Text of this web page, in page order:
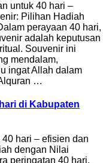
untuk 40 hari –
Pilihan Hadiah
perayaan 40 hari,
adalah keputusan
Souvenir ini
mendalam,
ingat Allah dalam
…
di Kabupaten
hari – efisien dan
dengan Nilai
peringatan 40 hari,